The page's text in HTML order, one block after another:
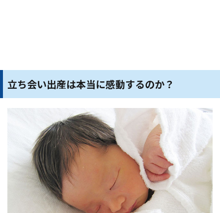
立ち会い出産は本当に感動するのか？